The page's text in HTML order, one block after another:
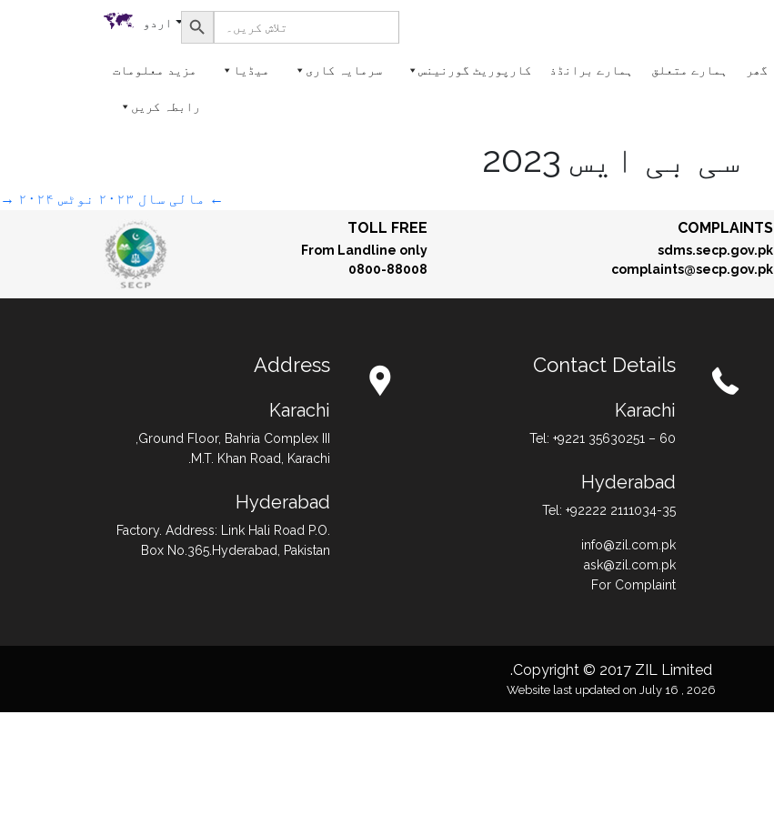
اردو
Search
Search Button
گھر ہمارے متعلق ہمارے برانڈذ کارپوریٹ گورنینس سرمایہ کاری میڈیا مزید معلومات
رابطہ کریں
سی بی ایس 2023
← مالی سال ۲۰۲۳ نوٹس ۲۰۲۴
→
TOLL FREE
From Landline only
0800-88008
COMPLAINTS
sdms.secp.gov.pk
complaints@secp.gov.pk
Address
Karachi
Ground Floor, Bahria Complex III,
M.T. Khan Road, Karachi.
Hyderabad
Factory. Address: Link Hali Road P.O.
Box No.365.Hyderabad, Pakistan
Contact Details
Karachi
Tel: +9221 35630251 – 60
Hyderabad
Tel: +92222 2111034-35
info@zil.com.pk
ask@zil.com.pk
For Complaint
Copyright © 2017 ZIL Limited.
Website last updated on July 16 , 2026